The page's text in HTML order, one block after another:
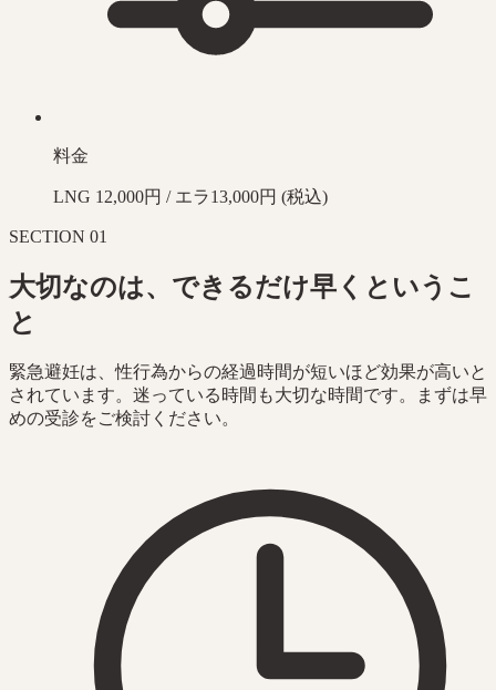
料金
LNG 12,000円 / エラ13,000円 (税込)
SECTION 01
大切なのは、できるだけ早くというこ
と
緊急避妊は、性行為からの経過時間が短いほど効果が高いと
されています。迷っている時間も大切な時間です。まずは早
めの受診をご検討ください。